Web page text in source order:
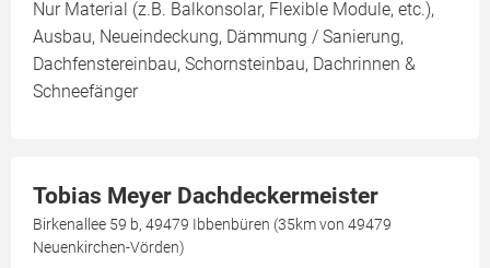
Nur Material (z.B. Balkonsolar, Flexible Module, etc.),
Ausbau, Neueindeckung, Dämmung / Sanierung,
Dachfenstereinbau, Schornsteinbau, Dachrinnen &
Schneefänger
Tobias Meyer Dachdeckermeister
Birkenallee 59 b, 49479 Ibbenbüren (35km von 49479
Neuenkirchen-Vörden)